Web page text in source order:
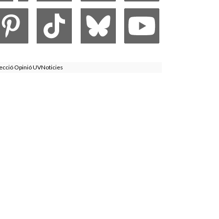
Opinió UVNoticies